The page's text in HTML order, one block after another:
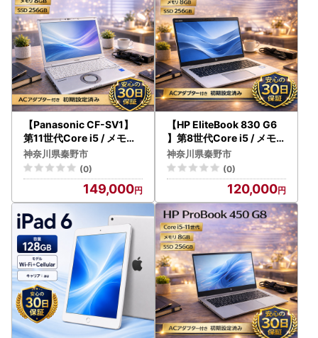
【Panasonic CF-SV1】
第11世代Core i5 / メモリ8
GB / 256GB / フルHD ～初
期設定済み・すぐ使える再
生ノートPC～ 149-01
神奈川県秦野市
(0)
149,000
【HP EliteBook 830 G6
】第8世代Core i5 / メモリ
8GB / 256GB / フルHD ～
初期設定済み・すぐ使える
再生ノートPC～ | 120-05
神奈川県秦野市
(0)
120,000